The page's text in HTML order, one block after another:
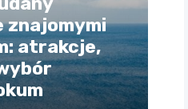
znajomymi
atrakcje,